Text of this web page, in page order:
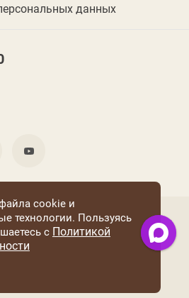
данных
сайта: «Четвертый Рим»
cookie и
технологии. Пользуясь
с Политикой